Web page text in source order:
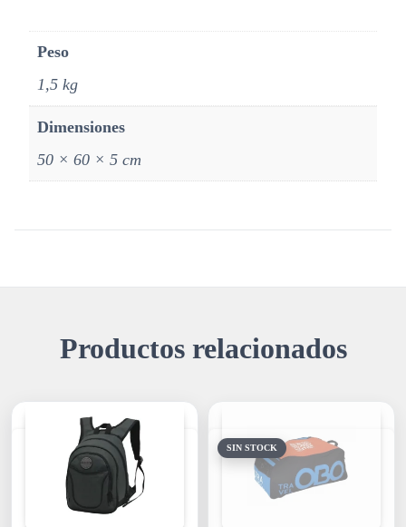
Peso
1,5 kg
Dimensiones
50 × 60 × 5 cm
Productos relacionados
SIN STOCK